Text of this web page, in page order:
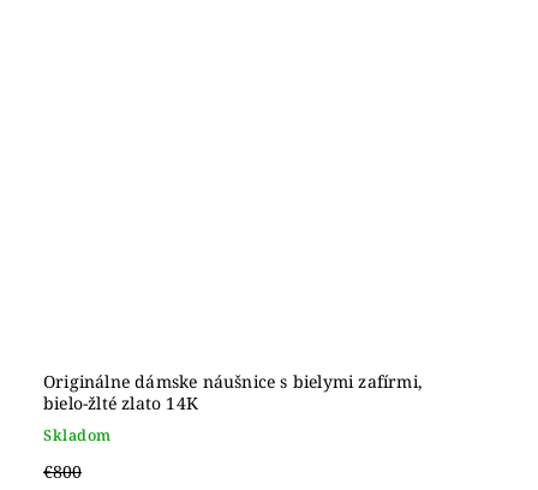
Originálne dámske náušnice s bielymi zafírmi,
bielo-žlté zlato 14K
Skladom
€800